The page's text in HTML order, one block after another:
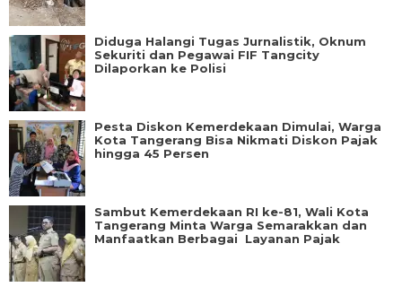
Diduga Halangi Tugas Jurnalistik, Oknum
Sekuriti dan Pegawai FIF Tangcity
Dilaporkan ke Polisi
Pesta Diskon Kemerdekaan Dimulai, Warga
Kota Tangerang Bisa Nikmati Diskon Pajak
hingga 45 Persen
Sambut Kemerdekaan RI ke-81, Wali Kota
Tangerang Minta Warga Semarakkan dan
Manfaatkan Berbagai Layanan Pajak